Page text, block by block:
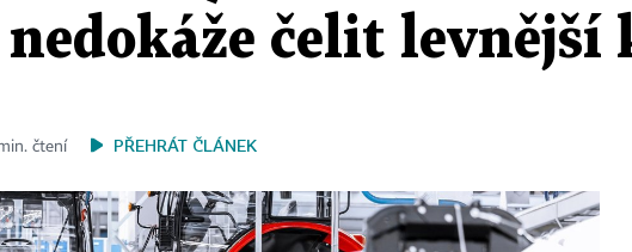
nedokáže čelit
čtení PŘEHRÁT ČLÁNEK